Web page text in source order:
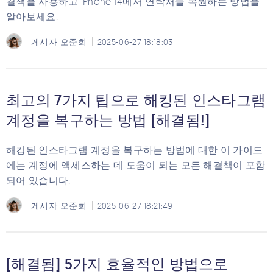
알아보세요.
게시자 오준희 2025-06-27 18:18:03
최고의 7가지 팁으로 해킹된 인스타그램
계정을 복구하는 방법 [해결됨!]
해킹된 인스타그램 계정을 복구하는 방법에 대한 이 가이드
에는 계정에 액세스하는 데 도움이 되는 모든 해결책이 포함
되어 있습니다.
게시자 오준희 2025-06-27 18:21:49
[해결됨] 5가지 효율적인 방법으로